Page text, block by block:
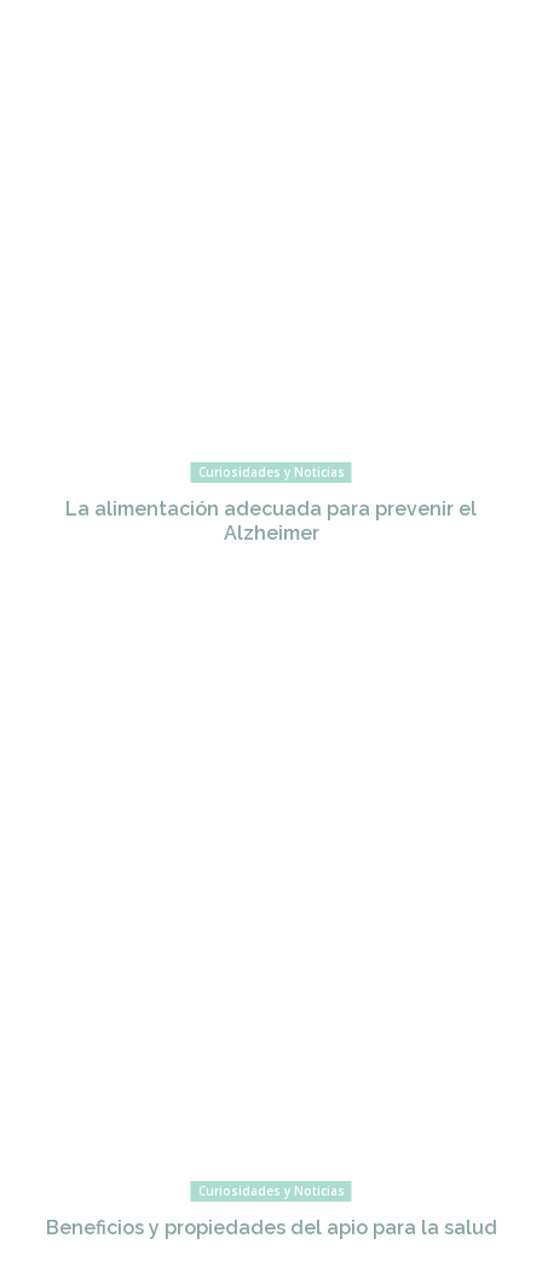
Curiosidades y Noticias
La alimentación adecuada para prevenir el
Alzheimer
Curiosidades y Noticias
Beneficios y propiedades del apio para la salud